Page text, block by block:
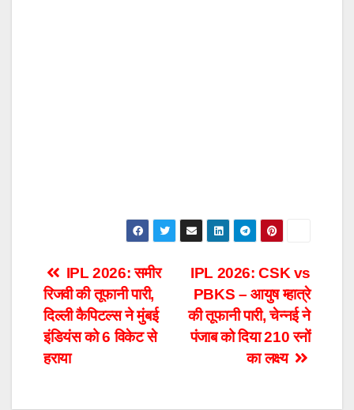
Post
navigation
IPL 2026: CSK vs
PBKS – आयुष म्हात्रे
की तूफानी पारी, चेन्नई ने
पंजाब को दिया 210 रनों
का लक्ष्य
IPL 2026: समीर
रिजवी की तूफानी पारी,
दिल्ली कैपिटल्स ने मुंबई
इंडियंस को 6 विकेट से
हराया